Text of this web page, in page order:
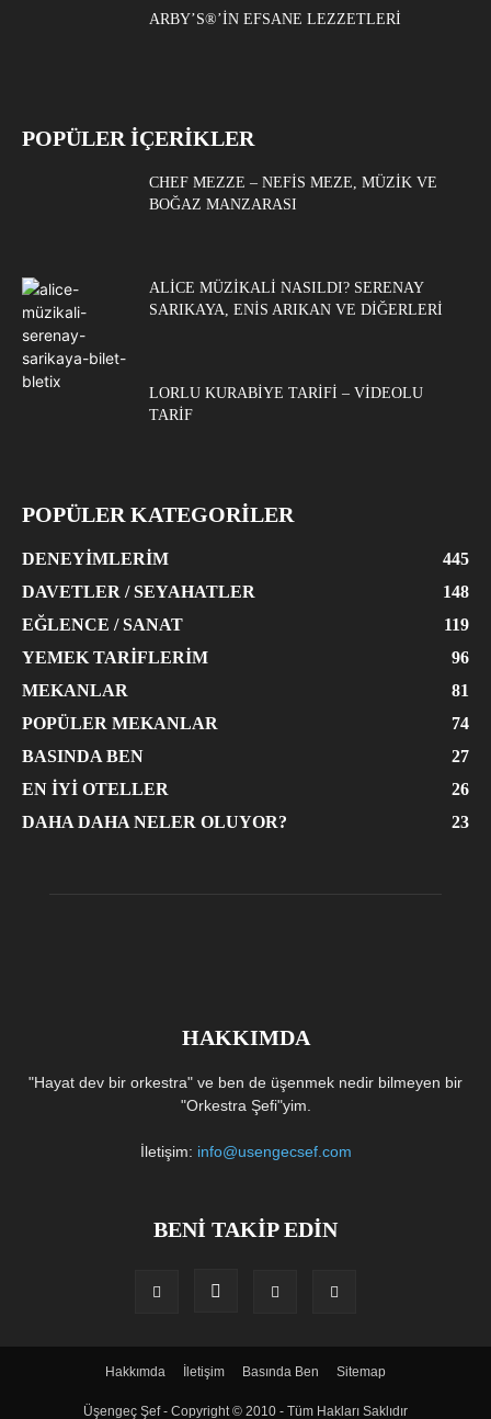
ARBY’S®’IN EFSANE LEZZETLERI
POPÜLER İÇERİKLER
CHEF MEZZE – NEFIS MEZE, MÜZIK VE
BOĞAZ MANZARASI
ALICE MÜZIKALI NASILDI? SERENAY
SARIKAYA, ENIS ARIKAN VE DIĞERLERI
LORLU KURABIYE TARIFI – VIDEOLU
TARIF
POPÜLER KATEGORİLER
DENEYIMLERIM
445
DAVETLER / SEYAHATLER
148
EĞLENCE / SANAT
119
YEMEK TARIFLERIM
96
MEKANLAR
81
POPÜLER MEKANLAR
74
BASINDA BEN
27
EN İYI OTELLER
26
DAHA DAHA NELER OLUYOR?
23
HAKKIMDA
"Hayat dev bir orkestra" ve ben de üşenmek nedir bilmeyen bir
"Orkestra Şefi"yim.
İletişim: info@usengecsef.com
BENİ TAKİP EDİN
Hakkımda İletişim Basında Ben Sitemap
Üşengeç Şef - Copyright © 2010 - Tüm Hakları Saklıdır